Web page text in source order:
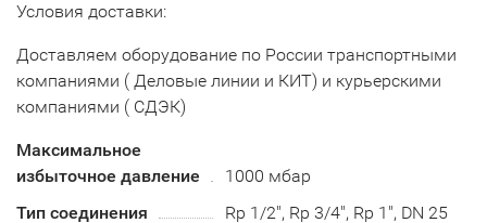
Условия доставки:
Доставляем оборудование по России транспортными
компаниями ( Деловые линии и КИТ) и курьерскими
компаниями ( СДЭК)
Максимальное
избыточное давление
1000 мбар
Тип соединения
Rp 1/2", Rp 3/4", Rp 1", DN 25